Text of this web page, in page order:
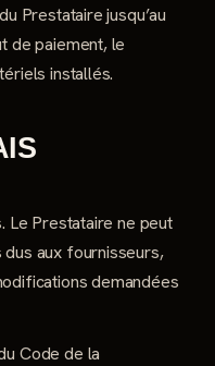
Prestataire jusqu’au
de paiement, le
installés.
Le Prestataire ne peut
aux fournisseurs,
demandées
Code de la